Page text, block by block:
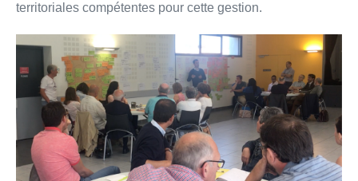
territoriales compétentes pour cette gestion.